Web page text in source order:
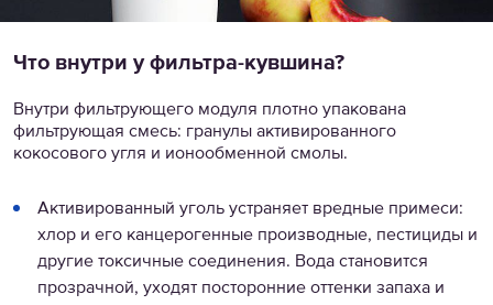
Что внутри у фильтра-кувшина?
Внутри фильтрующего модуля плотно упакована
фильтрующая смесь: гранулы активированного
кокосового угля и ионообменной смолы.
Активированный уголь устраняет вредные примеси:
хлор и его канцерогенные производные, пестициды и
другие токсичные соединения. Вода становится
прозрачной, уходят посторонние оттенки запаха и